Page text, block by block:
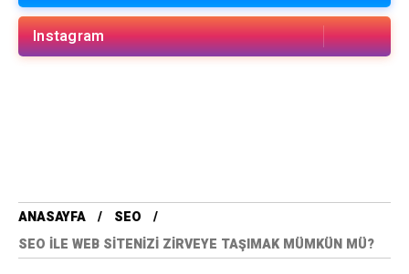
Instagram
ANASAYFA
SEO
SEO ILE WEB SITENIZI ZIRVEYE TAŞIMAK MÜMKÜN MÜ?